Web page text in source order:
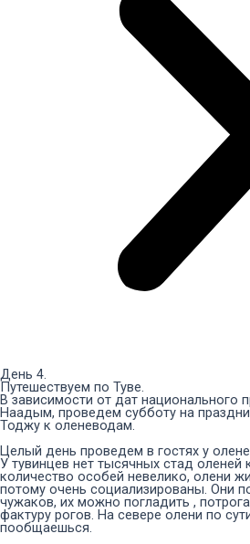
День 4.
Путешествуем по Туве.
В зависимости от дат национального
Наадым, проведем субботу на
Тоджу к оленеводам.
Целый день проведем в гостях у
У тувинцев нет тысячных стад оленей
количество особей невелико, олени
потому очень социализированы. Они
чужаков, их можно погладить ,
фактуру рогов. На севере олени по
пообщаешься.